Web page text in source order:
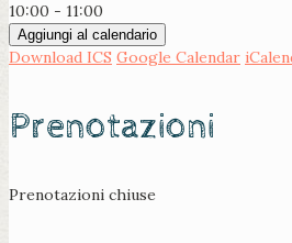
10:00 - 11:00
Aggiungi al calendario
Download ICS Google Calendar
Prenotazioni
Prenotazioni chiuse